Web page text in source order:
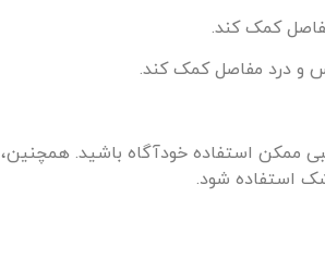
کمک کند.
و درد مفاصل کمک کند.
ممکن استفاده خودآگاه باشید. همچنین،
استفاده شود.